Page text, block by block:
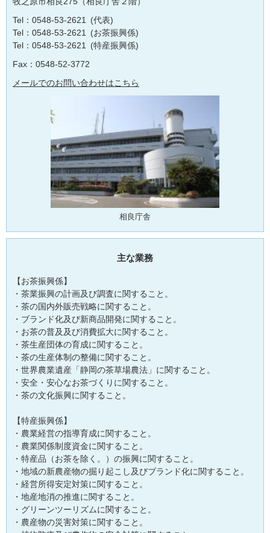
Tel：0548-53-2621
代表
Tel：0548-53-2621
お茶振興係
Tel：0548-53-2621
特産振興係
Fax：0548-52-3772
メールでのお問い合わせはこちら
相良庁舎
主な業務
【お茶振興係】
・茶業振興の計画及び調査に関すること。
​・茶の国内外販売戦略に関すること。
・ブランド化及び新商品開発に関すること。
・お茶の普及及び消費拡大に関すること。
・茶生産団体の育成に関すること。
・茶の生産体制の整備に関すること。
・世界農業遺産「静岡の茶草場農法」に関すること。
・安全・安心なお茶づくりに関すること。
・茶の文化振興に関すること。
【特産振興係】
・農業経営の指導育成に関すること。
・農業関係制度資金に関すること。
・特産品（お茶を除く。）の振興に関すること。
・地域の新農産物の掘り起こし及びブランド化に関すること。
・経営所得安定対策に関すること。
・地産地消の推進に関すること。
・グリーンツーリズムに関すること。
・農産物の災害対策に関すること。